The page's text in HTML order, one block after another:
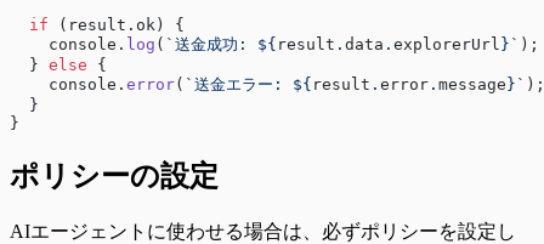
  if
(result.ok) {
    console.
log ( `送金成功: ${ result . data . explorerUrl }` );
  }
else {
    console.
error( `送金エラー: ${ result . error . message }` );
  }
}
ポリシーの設定
AIエージェントに使わせる場合は、必ずポリシーを設定し